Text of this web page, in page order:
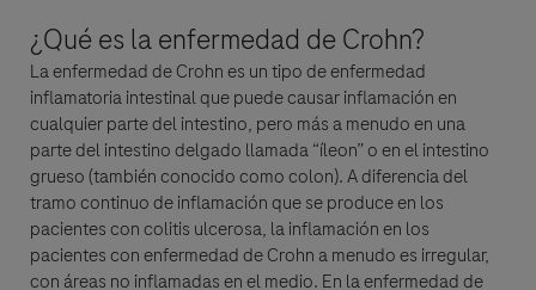
¿Qué es laenfermedad de Crohn?
Laenfermedad de Crohnes un tipo de enfermedad
inflamatoria intestinal que puede causar inflamación en
cualquier parte del intestino, pero más a menudo en una
parte del intestino delgado llamada “íleon” o en el intestino
grueso (también conocido como colon). A diferencia del
tramo continuo de inflamación que se produce en los
pacientes con colitis ulcerosa, la inflamación en los
pacientes conenfermedad de Crohn a menudo es irregular,
con áreas no inflamadas en el medio. En laenfermedad de
Enviar la solicitud